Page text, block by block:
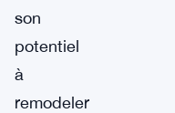
son
potentiel
à
remodeler